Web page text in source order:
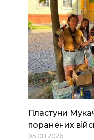
Пластуни
поранених
05.08.2026